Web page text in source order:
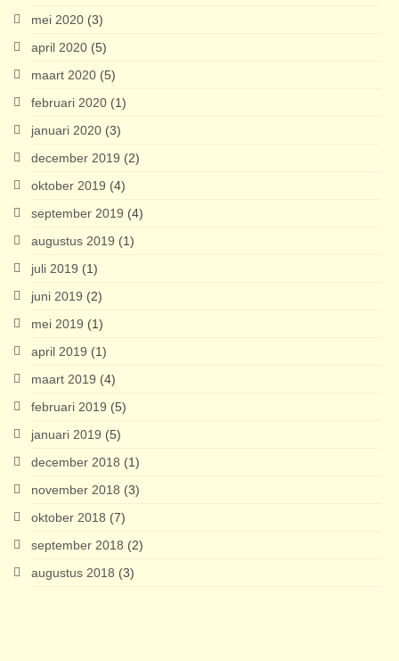
mei 2020 (3)
april 2020 (5)
maart 2020 (5)
februari 2020 (1)
januari 2020 (3)
december 2019 (2)
oktober 2019 (4)
september 2019 (4)
augustus 2019 (1)
juli 2019 (1)
juni 2019 (2)
mei 2019 (1)
april 2019 (1)
maart 2019 (4)
februari 2019 (5)
januari 2019 (5)
december 2018 (1)
november 2018 (3)
oktober 2018 (7)
september 2018 (2)
augustus 2018 (3)